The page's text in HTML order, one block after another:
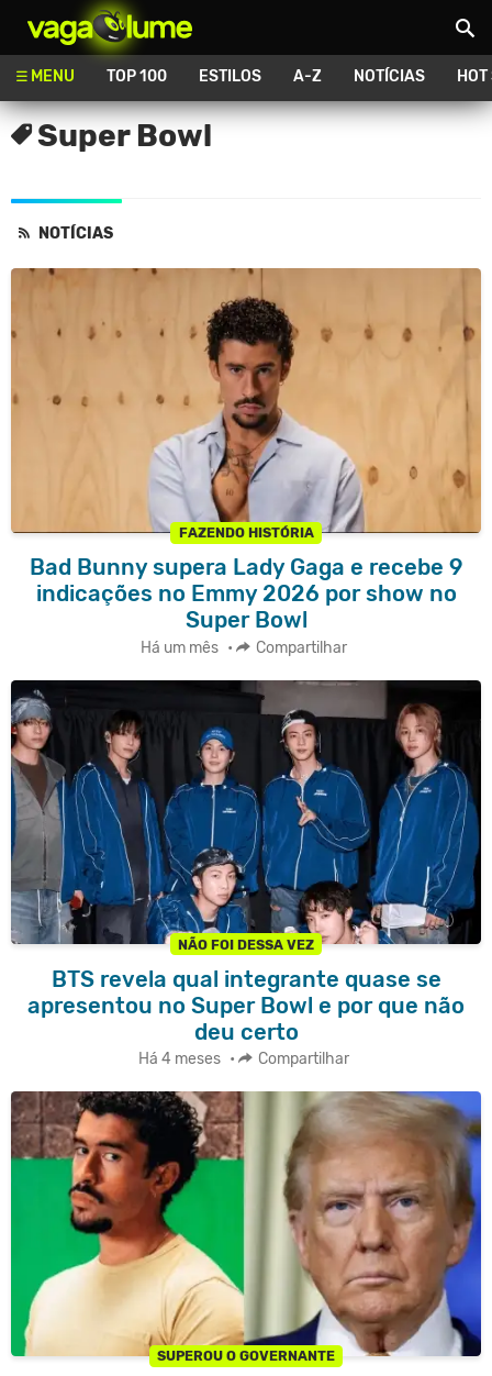
MENU TOP 100 ESTILOS A-Z NOTÍCIAS
Super Bowl
NOTÍCIAS
FAZENDO HISTÓRIA
Bad Bunny supera Lady Gaga e recebe 9
indicações no Emmy 2026 por show no
Super Bowl
Há um mês • Compartilhar
NÃO FOI DESSA VEZ
BTS revela qual integrante quase se
apresentou no Super Bowl e por que não
deu certo
Há 4 meses • Compartilhar
SUPEROU O GOVERNANTE